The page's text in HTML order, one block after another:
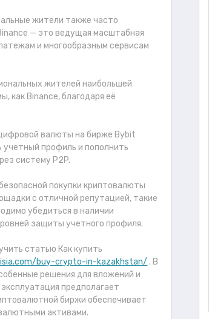
жители также часто
— это ведущая масштабная
и многообразным сервисам
жителей наибольшей
как Binance, благодаря её
валюты на бирже Bybit
учетный профиль и пополнить
систему P2P.
покупки криптовалюты
с отличной репутацией, такие
убедиться в наличии
защиты учетного профиля.
статью Как купить
buy-crypto-in-kazakhstan/ . В
решения для вложений и
предполагает
биржи обеспечивает
активами.